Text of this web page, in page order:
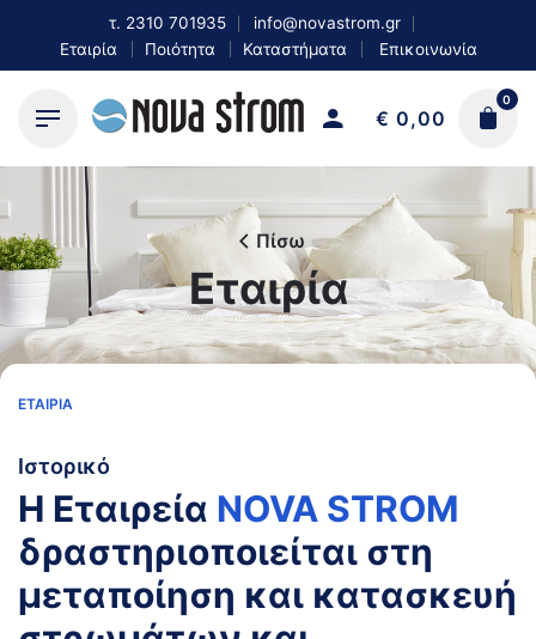
content
τ. 2310 701935
info@novastrom.gr
Εταιρία
Ποιότητα Καταστήματα Επικοινωνία
€ 0,00
0
Πίσω
Εταιρία
ΕΤΑΙΡΊΑ
Ιστορικό
Η Εταιρεία NOVA STROM
δραστηριοποιείται στη
μεταποίηση και κατασκευή